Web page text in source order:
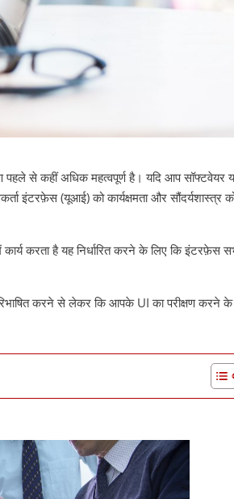
पहले से कहीं अधिक महत्वपूर्ण है। यदि आप सॉफ्टवेयर
इंटरफ़ेस (यूआई) को कार्यक्षमता और सौंदर्यशास्त्र
करता है यह निर्धारित करने के लिए कि इंटरफ़ेस
करने से लेकर कि आपके UI का परीक्षण करने के